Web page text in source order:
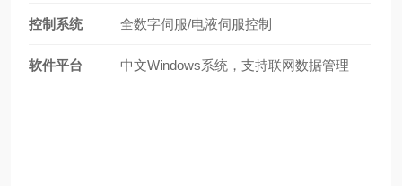
控制系统 全数字伺服/电液伺服控制
软件平台 中文Windows系统，支持联网数据管理